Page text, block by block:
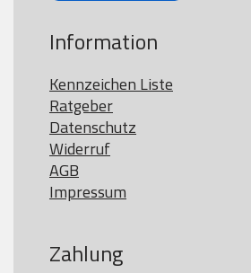
Information
Kennzeichen Liste
Ratgeber
Datenschutz
Widerruf
AGB
Impressum
Zahlung